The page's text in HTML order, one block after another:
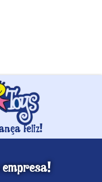
feliz!